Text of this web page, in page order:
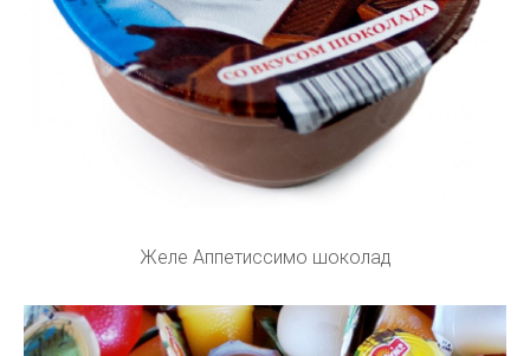
Желе Аппетиссимо шоколад